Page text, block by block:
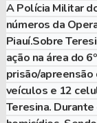
A Polícia Militar
números da
Piauí.Sobre
ação na área do
prisão/
veículos e 12
Teresina.